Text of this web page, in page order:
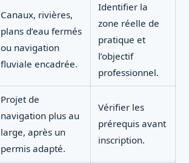
Canaux, rivières,
plans d’eau fermés
ou navigation
fluviale encadrée.
Identifier la
zone réelle de
pratique et
l’objectif
professionnel.
Projet de
navigation plus au
large, après un
permis adapté.
Vérifier les
prérequis avant
inscription.